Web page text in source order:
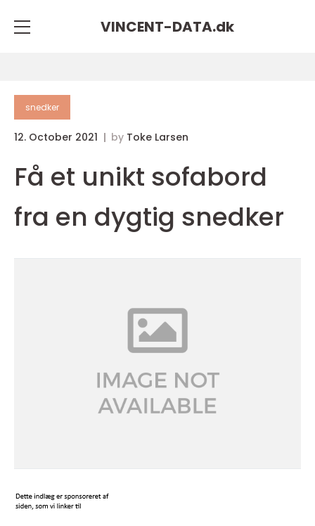
VINCENT-DATA.dk
snedker
12. October 2021 by Toke Larsen
Få et unikt sofabord
fra en dygtig snedker